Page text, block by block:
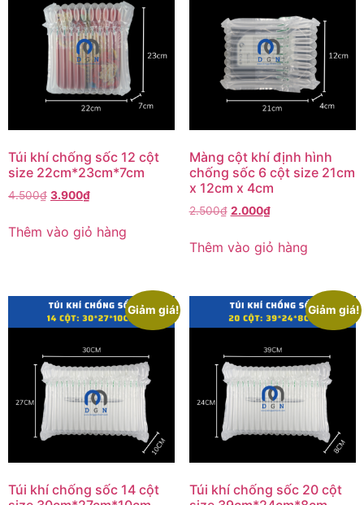
Túi khí chống sốc 12 cột
size 22cm*23cm*7cm
4.500₫ 3.900₫
Thêm vào giỏ hàng
Màng cột khí định hình
chống sốc 6 cột size 21cm
x 12cm x 4cm
2.500₫ 2.000₫
Thêm vào giỏ hàng
Giảm giá!
Túi khí chống sốc 14 cột
Giảm giá!
Túi khí chống sốc 20 cột